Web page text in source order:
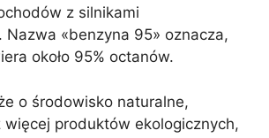
z silnikami
Nazwa «benzyna 95» oznacza,
około 95% octanów.
o środowisko naturalne,
więcej produktów ekologicznych,